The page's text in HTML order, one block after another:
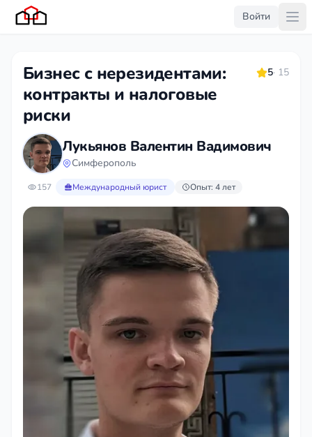
Войти
Бизнес с нерезидентами:
контракты и налоговые
риски
5· 15
Лукьянов Валентин Вадимович
Симферополь
157 Международный юрист Опыт: 4 лет